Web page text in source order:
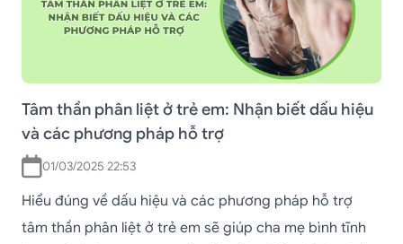
Tâm thần phân liệt ở trẻ em: Nhận biết dấu hiệu
và các phương pháp hỗ trợ
01/03/2025 22:53
Hiểu đúng về dấu hiệu và các phương pháp hỗ trợ
tâm thần phân liệt ở trẻ em sẽ giúp cha mẹ bình tĩnh